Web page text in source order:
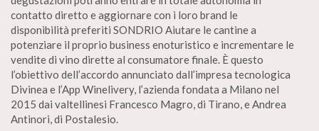
contatto diretto e aggiornare con i loro brand le
disponibilità preferiti SONDRIO Aiutare le cantine a
potenziare il proprio business enoturistico e incrementare le
vendite di vino dirette al consumatore finale. È questo
l’obiettivo dell’accordo annunciato dall’impresa tecnologica
Divinea e l’App Winelivery, l’azienda fondata a Milano nel
2015 dai valtellinesi Francesco Magro, di Tirano, e Andrea
Antinori, di Postalesio.